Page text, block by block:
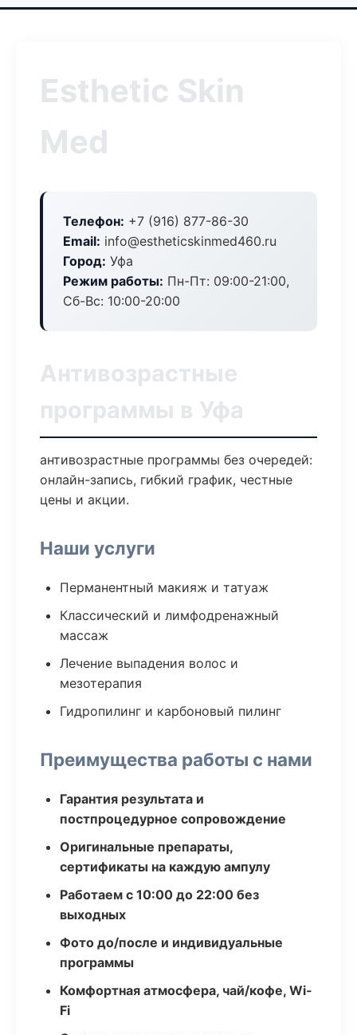
Esthetic Skin
Med
Телефон: +7 (916) 877-86-30
Email: info@estheticskinmed460.ru
Город: Уфа
Режим работы: Пн-Пт: 09:00-21:00,
Сб-Вс: 10:00-20:00
Антивозрастные
программы в Уфа
антивозрастные программы без очередей:
онлайн-запись, гибкий график, честные
цены и акции.
Наши услуги
Перманентный макияж и татуаж
Классический и лимфодренажный
массаж
Лечение выпадения волос и
мезотерапия
Гидропилинг и карбоновый пилинг
Преимущества работы с нами
Гарантия результата и
постпроцедурное сопровождение
Оригинальные препараты,
сертификаты на каждую ампулу
Работаем с 10:00 до 22:00 без
выходных
Фото до/после и индивидуальные
программы
Комфортная атмосфера, чай/кофе, Wi-
Fi